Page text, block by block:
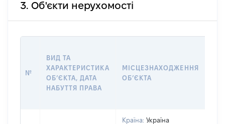
3. Об'єкти нерухомості
№
ВИД ТА
ХАРАКТЕРИСТИКА
ОБʼЄКТА, ДАТА
НАБУТТЯ ПРАВА
МІСЦЕЗНАХОДЖЕННЯ
ОБʼЄКТА
Країна: Україна